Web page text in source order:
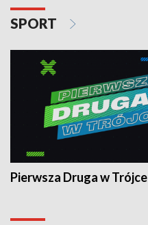
SPORT
Pierwsza Druga w Trójce